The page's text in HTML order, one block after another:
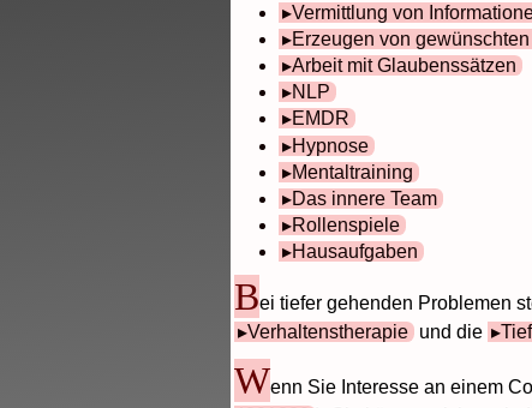
Vermittlung von
Erzeugen von
Arbeit mit Glaubenssätzen
NLP
EMDR
Hypnose
Mentaltraining
Das innere Team
Rollenspiele
Hausaufgaben
Bei tiefer gehenden Problemen
Verhaltenstherapie und die
Wenn Sie Interesse an einem